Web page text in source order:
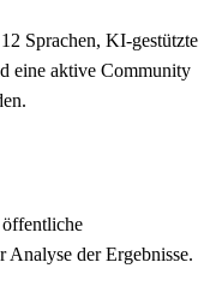
Sprachen, KI-gestützte
eine aktive Community
öffentliche
der Ergebnisse.